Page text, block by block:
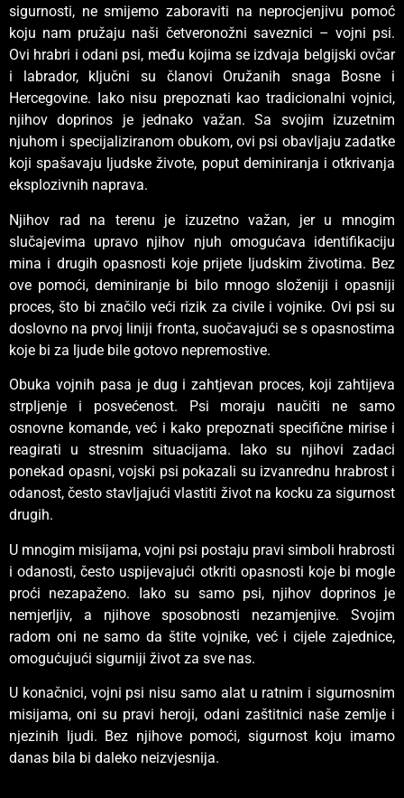
sigurnosti, ne smijemo zaboraviti na neprocjenjivu pomoć
koju nam pružaju naši četveronožni saveznici – vojni psi.
Ovi hrabri i odani psi, među kojima se izdvaja belgijski ovčar
i labrador, ključni su članovi Oružanih snaga Bosne i
Hercegovine. Iako nisu prepoznati kao tradicionalni vojnici,
njihov doprinos je jednako važan. Sa svojim izuzetnim
njuhom i specijaliziranom obukom, ovi psi obavljaju zadatke
koji spašavaju ljudske živote, poput deminiranja i otkrivanja
eksplozivnih naprava.
Njihov rad na terenu je izuzetno važan, jer u mnogim
slučajevima upravo njihov njuh omogućava identifikaciju
mina i drugih opasnosti koje prijete ljudskim životima. Bez
ove pomoći, deminiranje bi bilo mnogo složeniji i opasniji
proces, što bi značilo veći rizik za civile i vojnike. Ovi psi su
doslovno na prvoj liniji fronta, suočavajući se s opasnostima
koje bi za ljude bile gotovo nepremostive.
Obuka vojnih pasa je dug i zahtjevan proces, koji zahtijeva
strpljenje i posvećenost. Psi moraju naučiti ne samo
osnovne komande, već i kako prepoznati specifične mirise i
reagirati u stresnim situacijama. Iako su njihovi zadaci
ponekad opasni, vojski psi pokazali su izvanrednu hrabrost i
odanost, često stavljajući vlastiti život na kocku za sigurnost
drugih.
U mnogim misijama, vojni psi postaju pravi simboli hrabrosti
i odanosti, često uspijevajući otkriti opasnosti koje bi mogle
proći nezapaženo. Iako su samo psi, njihov doprinos je
nemjerljiv, a njihove sposobnosti nezamjenjive. Svojim
radom oni ne samo da štite vojnike, već i cijele zajednice,
omogućujući sigurniji život za sve nas.
U konačnici, vojni psi nisu samo alat u ratnim i sigurnosnim
misijama, oni su pravi heroji, odani zaštitnici naše zemlje i
njezinih ljudi. Bez njihove pomoći, sigurnost koju imamo
danas bila bi daleko neizvjesnija.